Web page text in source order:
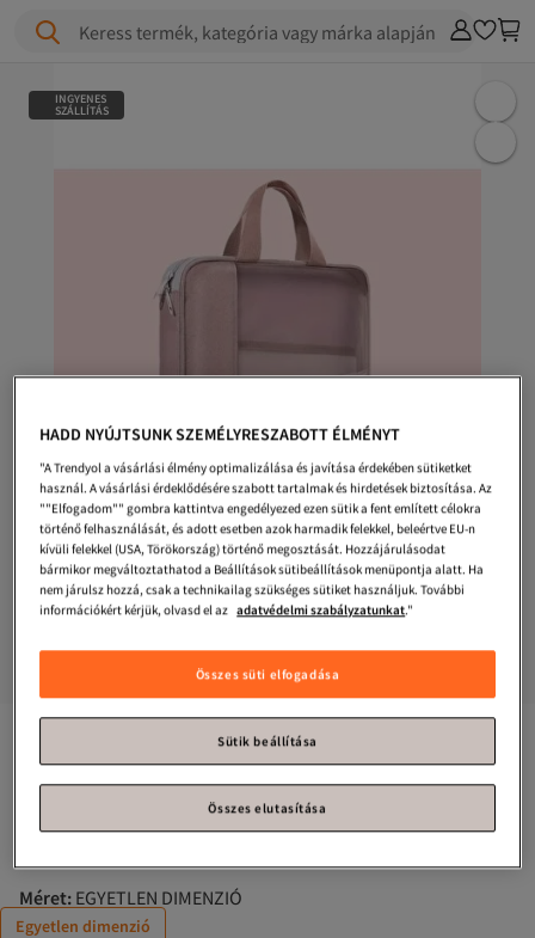
Keress termék, kategória vagy márka alapján
INGYENES
SZÁLLÍTÁS
#5. legkedveltebb
GlassySKYÁtlátszó hálós, széles szögű tárolótáska, iskolai
irodai munkarendező aktatáska
Csak 1 maradt!
Méret: EGYETLEN DIMENZIÓ
Egyetlen dimenzió
HADD NYÚJTSUNK SZEMÉLYRESZABOTT ÉLMÉNYT
"A Trendyol a vásárlási élmény optimalizálása és javítása érdekében sütiketket
használ. A vásárlási érdeklődésére szabott tartalmak és hirdetések biztosítása. Az
""Elfogadom"" gombra kattintva engedélyezed ezen sütik a fent említett célokra
történő felhasználását, és adott esetben azok harmadik felekkel, beleértve EU-n
kívüli felekkel (USA, Törökország) történő megosztását. Hozzájárulásodat
bármikor megváltoztathatod a Beállítások sütibeállítások menüpontja alatt. Ha
nem járulsz hozzá, csak a technikailag szükséges sütiket használjuk. További
információkért kérjük, olvasd el az adatvédelmi szabályzatunkat."
Összes süti elfogadása
Sütik beállítása
Összes elutasítása